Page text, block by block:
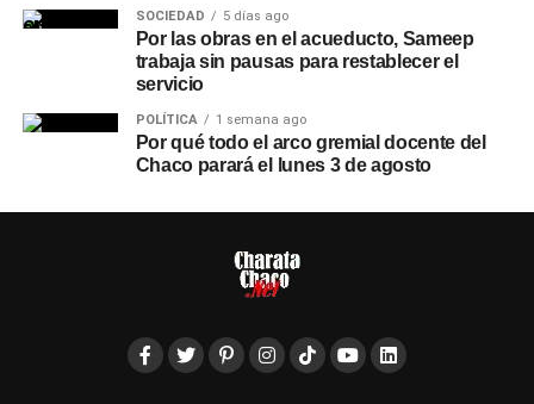
SOCIEDAD 5 días ago
Por las obras en el acueducto, Sameep
trabaja sin pausas para restablecer el
servicio
POLÍTICA 1 semana ago
Por qué todo el arco gremial docente del
Chaco parará el lunes 3 de agosto